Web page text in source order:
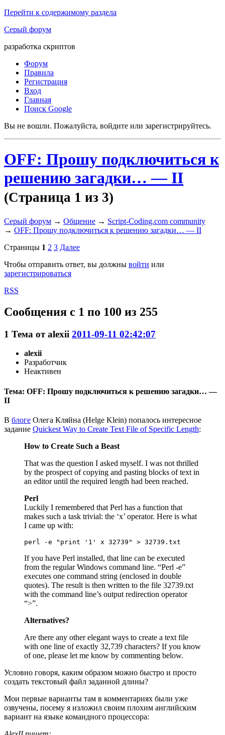
Перейти к содержимому раздела
Серый форум
разработка скриптов
Форум
Правила
Регистрация
Вход
Главная
Поиск Google
Вы не вошли. Пожалуйста, войдите или зарегистрируйтесь.
OFF: Прошу подключиться к
решению загадки… — II
(Страница 1 из 3)
Серый форум → Общение → Script-Coding.com community
→ OFF: Прошу подключиться к решению загадки… — II
Страницы 1 2 3 Далее
Чтобы отправить ответ, вы должны войти или
зарегистрироваться
RSS
Сообщения с 1 по 100 из 255
1 Тема отalexii 2011-09-11 02:42:07
alexii
Разработчик
Неактивен
Тема: OFF: Прошу подключиться к решению загадки… —
II
В блоге Олега Кляйна (Helge Klein) попалось интересное
задание Quickest Way to Create Text File of Specific Length:
How to Create Such a Beast
That was the question I asked myself. I was not thrilled
by the prospect of copying and pasting blocks of text in
an editor until the required length had been reached.
Perl
Luckily I remembered that Perl has a function that
makes such a task trivial: the ‘x’ operator. Here is what
I came up with:
perl -e "print '1' x 32739" > 32739.txt
If you have Perl installed, that line can be executed
from the regular Windows command line. “Perl -e”
executes one command string (enclosed in double
quotes). The result is then written to the file 32739.txt
with the command line’s output redirection operator
“>”.
Alternatives?
Are there any other elegant ways to create a text file
with one line of exactly 32,739 characters? If you know
of one, please let me know by commenting below.
Условно говоря, каким образом можно быстро и просто
создать текстовый файл заданной длины?
Мои первые варианты там в комментариях были уже
озвучены, посему я изложил своим плохим английским
вариант на языке командного процессора: